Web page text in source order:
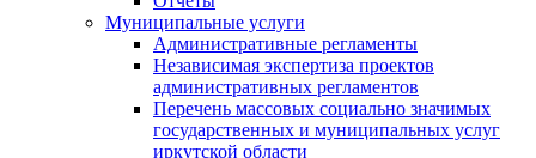
Муниципальные услуги
Административные регламенты
Независимая экспертиза проектов
административных регламентов
Перечень массовых социально значимых
государственных и муниципальных услуг
иркутской области